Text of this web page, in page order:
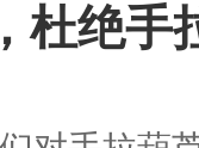
杜绝手